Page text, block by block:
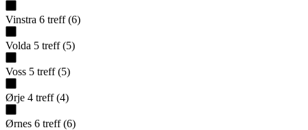
Vinstra 6 treff (6)
Volda 5 treff (5)
Voss 5 treff (5)
Ørje 4 treff (4)
Ørnes 6 treff (6)